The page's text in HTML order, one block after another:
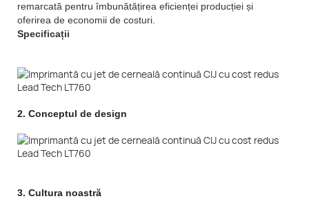
remarcată pentru îmbunătățirea eficienței producției și
oferirea de economii de costuri.
Specificații
2. Conceptul de design
3. Cultura noastră